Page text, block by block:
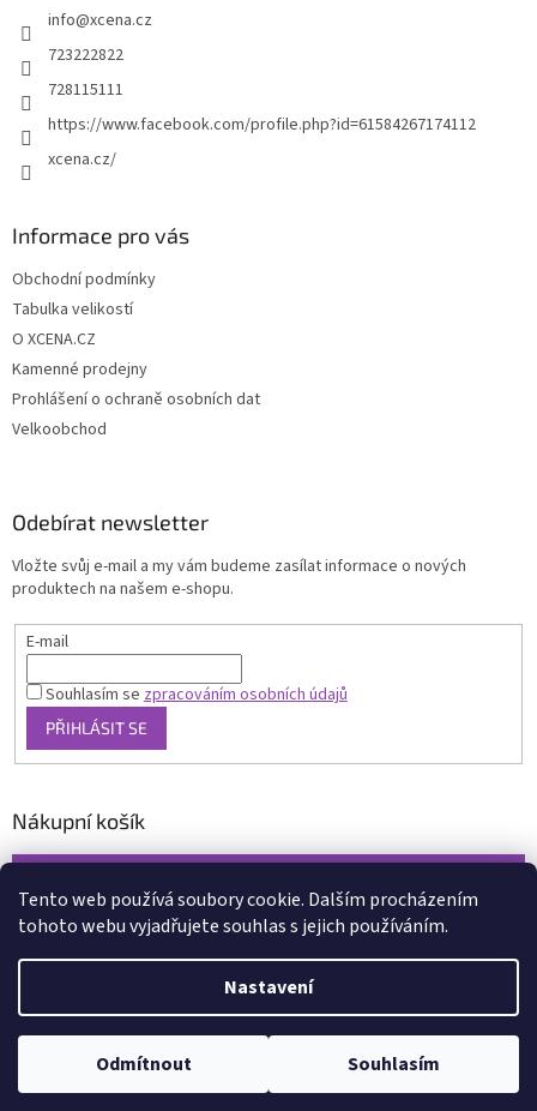
Tento web používá soubory cookie. Dalším procházením
tohoto webu vyjadřujete souhlas s jejich používáním.
Nastavení
Odmítnout Souhlasím
info@xcena.cz
723222822
728115111
https://www.facebook.com/profile.php?id=61584267174112
xcena.cz/
Informace pro vás
Obchodní podmínky
Tabulka velikostí
O XCENA.CZ
Kamenné prodejny
Prohlášení o ochraně osobních dat
Velkoobchod
Odebírat newsletter
Vložte svůj e-mail a my vám budeme zasílat informace o nových
produktech na našem e-shopu.
E-mail
Souhlasím sezpracováním osobních údajů
PŘIHLÁSIT SE
Nákupní košík
Vytvořil Shoptet
Copyright 2026www.xcena.cz. Všechna práva vyhrazena.Upravit